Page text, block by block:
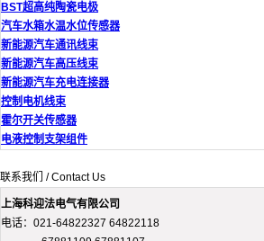
BST超高纯陶瓷电极
汽车水箱水温水位传感器
新能源汽车通讯线束
新能源汽车高压线束
新能源汽车充电连接器
控制电机线束
霍尔开关传感器
电液控制支架组件
联系我们 / Contact Us
上海科迎法电气有限公司
电话：021-64822327 64822118